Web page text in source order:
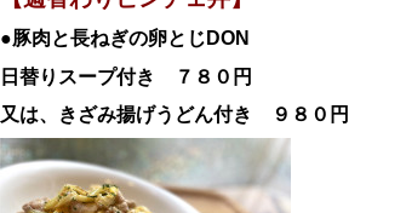
●豚肉と長ねぎの卵とじDON
日替りスープ付き ７８０円
又は、きざみ揚げうどん付き ９８０円